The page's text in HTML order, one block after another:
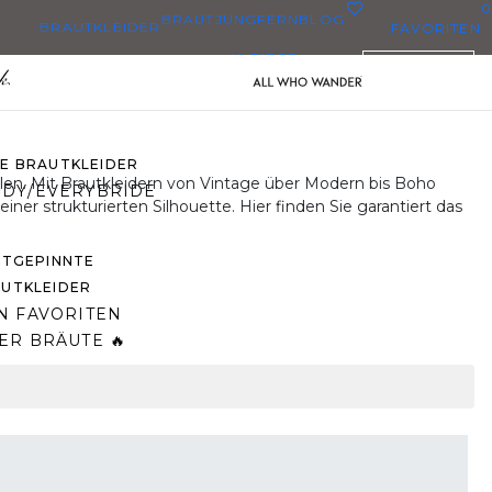
BRAUTKLEIDER
BRAUTKLEIDER
EVERYBRIDE
FAVORITEN
BRÄUTE 🔥
BRAUTJUNGFERN
KLEIDER
BLOG FAVORITEN
0
Mit Brautkleidern von Vintage über Modern bis Boho
strukturierten Silhouette. Hier finden Sie garantiert das